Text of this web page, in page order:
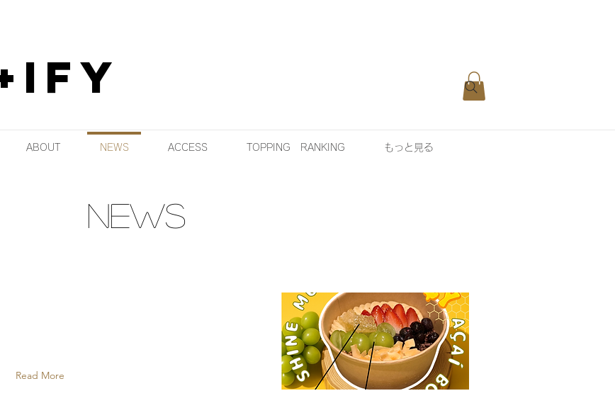
ABOUT NEWS ACCESS TOPPING RANKING もっと見る
NEWS
Read More